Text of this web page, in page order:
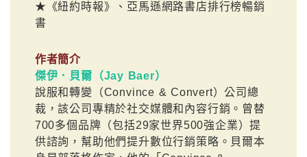
★《紐約時報》、亞馬遜網路書店排行榜暢銷
書
作者簡介
傑伊．貝爾（Jay Baer）
說服和轉變（Convince & Convert）公司總
裁，該公司專精於社交媒體和內容行銷。曾替
700多個品牌（包括29家世界500強企業）提
供諮詢，幫助他們提升數位行銷策略。貝爾本